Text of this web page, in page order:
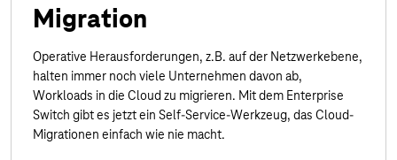
Migration
Operative Herausforderungen, z.B. auf der Netzwerkebene,
halten immer noch viele Unternehmen davon ab,
Workloads in die Cloud zu migrieren. Mit dem Enterprise
Switch gibt es jetzt ein Self-Service-Werkzeug, das Cloud-
Migrationen einfach wie nie macht.